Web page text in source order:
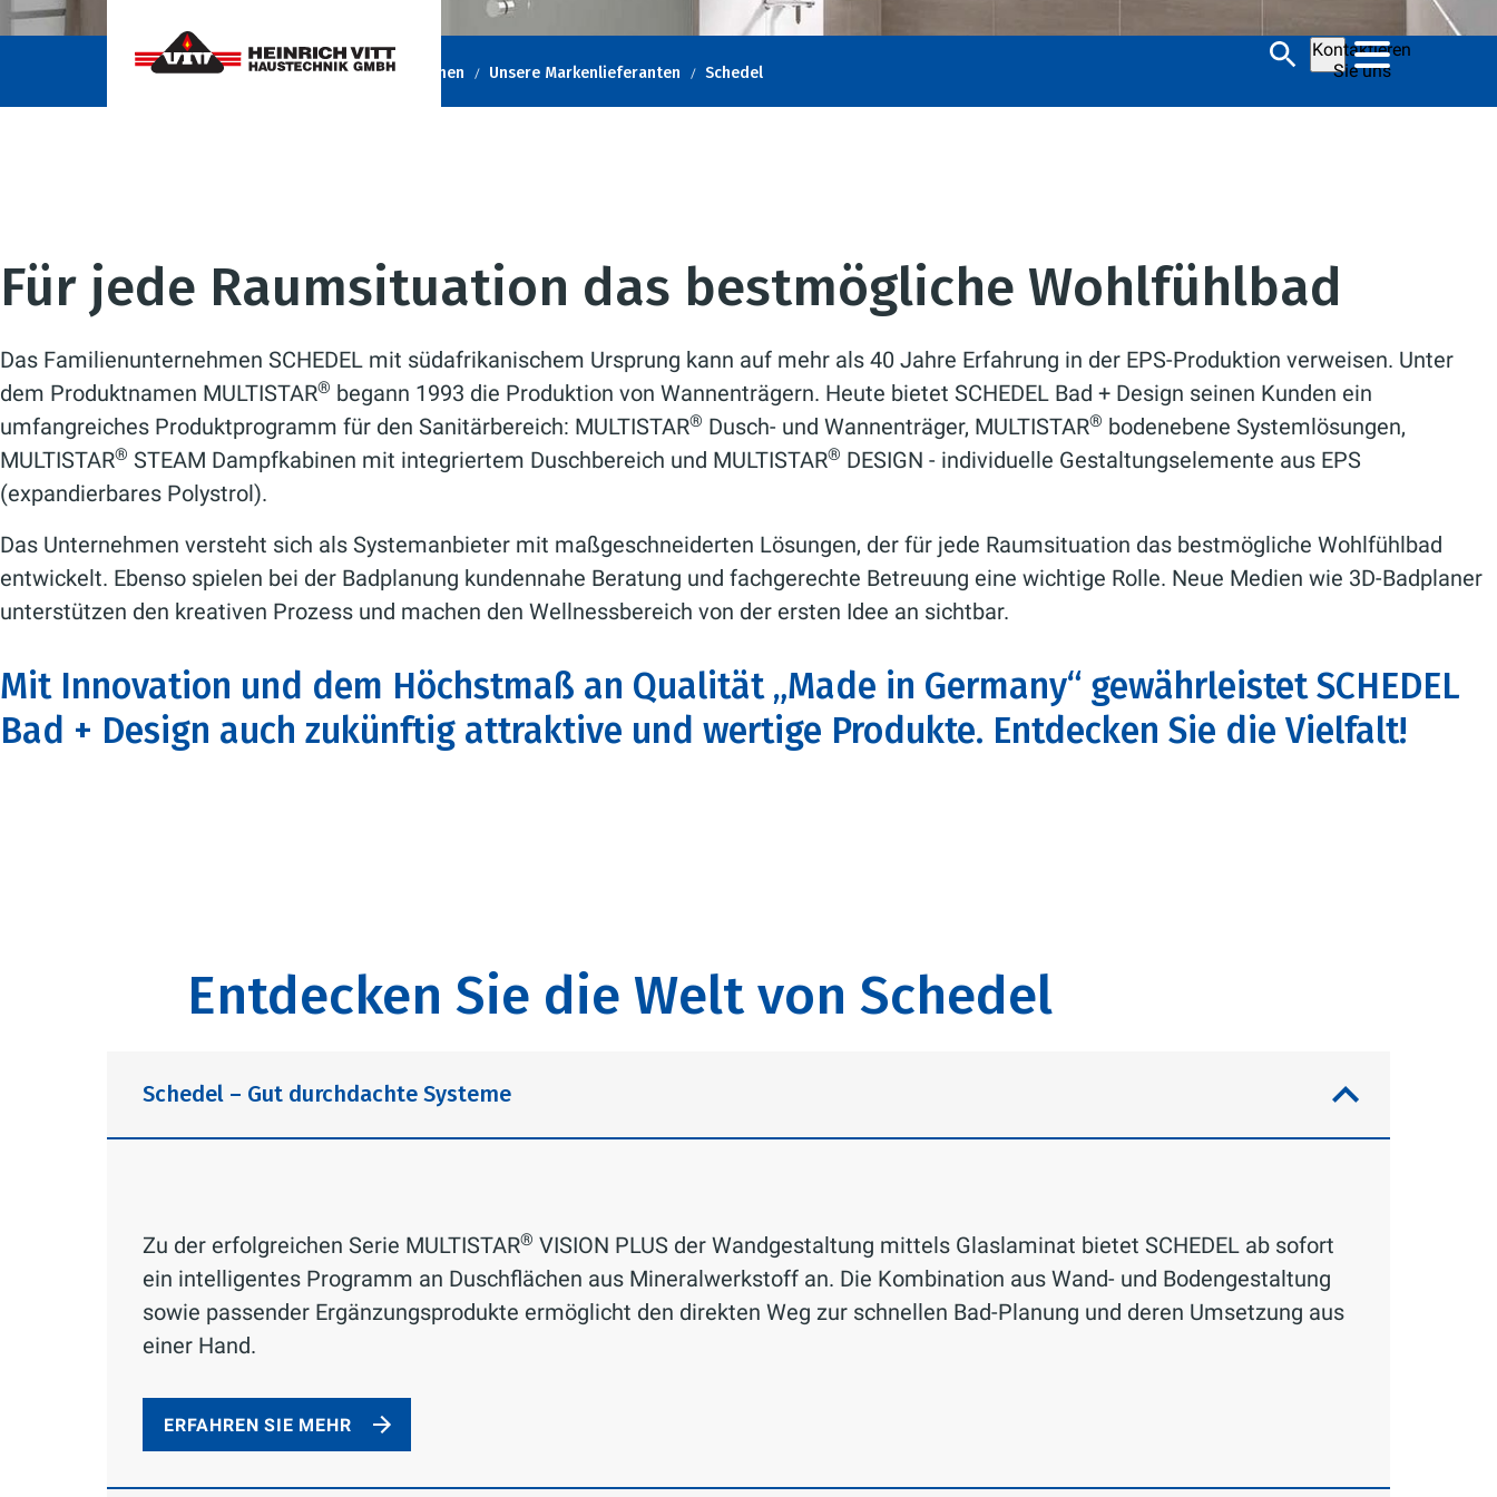
Kontaktieren
Sie uns
Heinrich Vitt Haustechnik GmbH Unternehmen Unsere Markenlieferanten Schedel
Für jede Raumsituation das bestmögliche Wohlfühlbad
Das Familienunternehmen SCHEDEL mit südafrikanischem Ursprung kann auf mehr als 40 Jahre Erfahrung in der EPS-Produktion verweisen. Unter
dem Produktnamen MULTISTAR® begann 1993 die Produktion von Wannenträgern. Heute bietet SCHEDEL Bad + Design seinen Kunden ein
umfangreiches Produktprogramm für den Sanitärbereich: MULTISTAR® Dusch- und Wannenträger, MULTISTAR® bodenebene Systemlösungen,
MULTISTAR® STEAM Dampfkabinen mit integriertem Duschbereich und MULTISTAR® DESIGN - individuelle Gestaltungselemente aus EPS
(expandierbares Polystrol).
Das Unternehmen versteht sich als Systemanbieter mit maßgeschneiderten Lösungen, der für jede Raumsituation das bestmögliche Wohlfühlbad
entwickelt. Ebenso spielen bei der Badplanung kundennahe Beratung und fachgerechte Betreuung eine wichtige Rolle. Neue Medien wie 3D-Badplaner
unterstützen den kreativen Prozess und machen den Wellnessbereich von der ersten Idee an sichtbar.
Mit Innovation und dem Höchstmaß an Qualität „Made in Germany“ gewährleistet SCHEDEL
Bad + Design auch zukünftig attraktive und wertige Produkte. Entdecken Sie die Vielfalt!
Entdecken Sie die Welt von Schedel
Schedel – Gut durchdachte Systeme
Zu der erfolgreichen Serie MULTISTAR® VISION PLUS der Wandgestaltung mittels Glaslaminat bietet SCHEDEL ab sofort
ein intelligentes Programm an Duschflächen aus Mineralwerkstoff an. Die Kombination aus Wand- und Bodengestaltung
sowie passender Ergänzungsprodukte ermöglicht den direkten Weg zur schnellen Bad-Planung und deren Umsetzung aus
einer Hand.
ERFAHREN SIE MEHR